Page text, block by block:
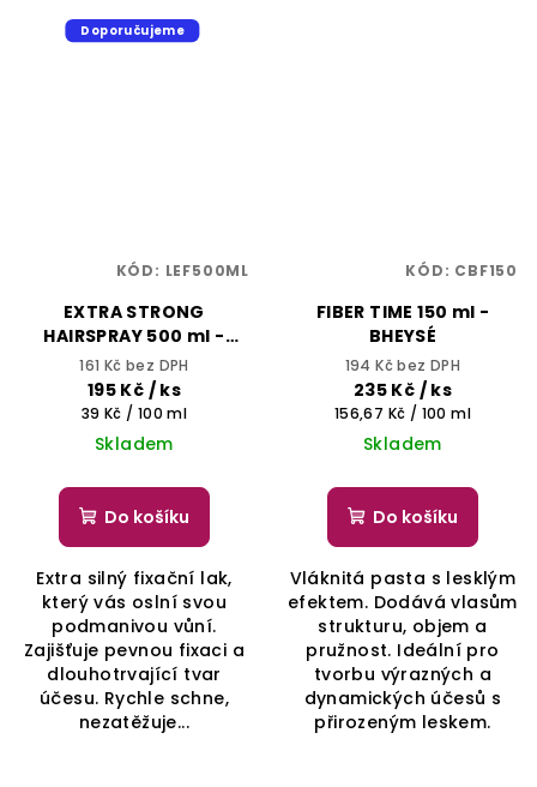
Doporučujeme
EXTRA STRONG
HAIRSPRAY 500 ml -
BHEYSÉ
161 Kč bez DPH
195 Kč / ks
Měrná
cena:
39 Kč / 100 ml
Skladem
Do košíku
Extra silný fixační lak,
který vás oslní svou
podmanivou vůní.
Zajišťuje pevnou fixaci a
dlouhotrvající tvar
účesu. Rychle schne,
nezatěžuje...
KÓD: LEF500ML
FIBER TIME 150 ml -
BHEYSÉ
194 Kč bez DPH
235 Kč / ks
Měrná
cena:
156,67 Kč / 100 ml
Skladem
Do košíku
Vláknitá pasta s lesklým
efektem. Dodává vlasům
strukturu, objem a
pružnost. Ideální pro
tvorbu výrazných a
dynamických účesů s
přirozeným leskem.
KÓD: CBF150